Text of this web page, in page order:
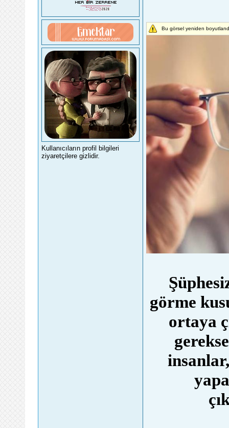
Kullanıcıların profil bilgileri
ziyaretçilere gizlidir.
Bu görsel yeniden
görme
ortaya